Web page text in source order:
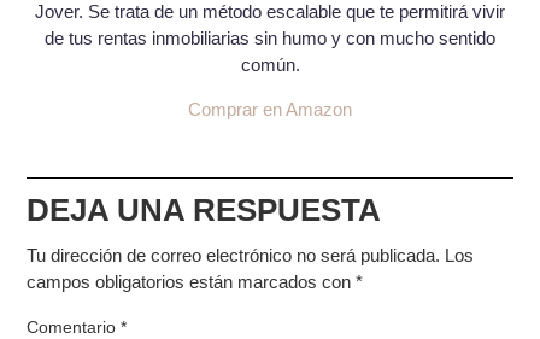
Jover. Se trata de un método escalable que te permitirá vivir
de tus rentas inmobiliarias sin humo y con mucho sentido
común.
Comprar en Amazon
DEJA UNA RESPUESTA
Tu dirección de correo electrónico no será publicada. Los
campos obligatorios están marcados con*
Comentario*